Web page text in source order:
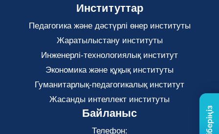
Институттар
Педагогика және дәстүрлі өнер институты
Жаратылыстану институты
Инженерлі-технологиялық институт
Экономика және құқық институты
Гуманитарлық-педагогикалық институт
Жасанды интеллект институты
Байланыс
Телефон: